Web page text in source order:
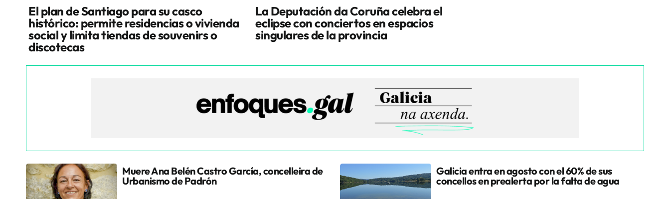
El plan de Santiago para su casco
histórico: permite residencias o vivienda
social y limita tiendas de souvenirs o
discotecas
La Deputación da Coruña celebra el
eclipse con conciertos en espacios
singulares de la provincia
Muere Ana Belén Castro García, concelleira de
Urbanismo de Padrón
Galicia entra en agosto con el 60% de sus
concellos en prealerta por la falta de agua